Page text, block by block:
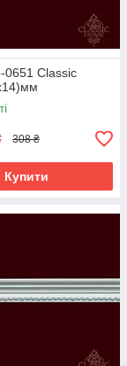
0651 Classic
308 ₴
Купити